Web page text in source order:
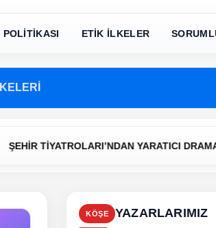
POLİTİKASI ETİK İLKELER
YARATICI DRAMAYLA
KÖŞE YAZARLARIMIZ